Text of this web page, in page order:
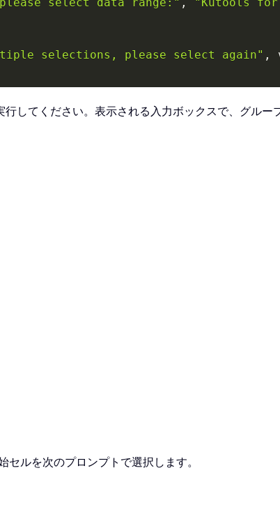
select data range:" , "Kutools for
selections, please select again" ,
columns,please select again"
of cell per column:"
してください。表示される入力ボックスで、グルー
ルを次のプロンプトで選択します。